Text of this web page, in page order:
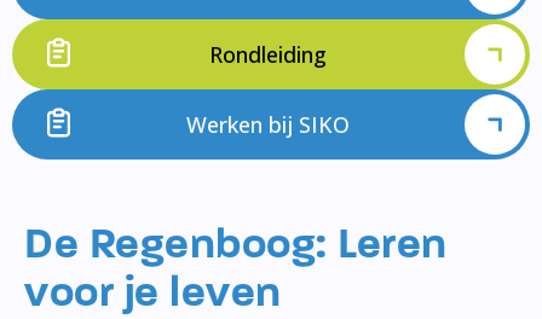
Rondleiding
Werken bij SIKO
De Regenboog: Leren
voor je leven